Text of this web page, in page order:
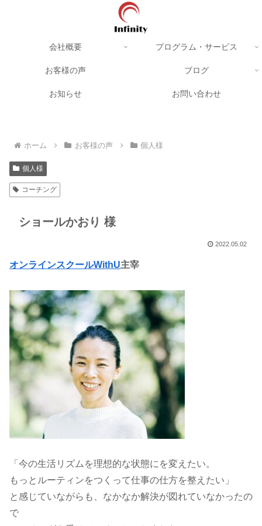
会社概要 プログラム・サービス
お客様の声 ブログ
お知らせ お問い合わせ
ホーム お客様の声 個人様
個人様
コーチング
ショールかおり 様
2022.05.02
オンラインスクールWithU主宰
「今の生活リズムを理想的な状態にを変えたい。
もっとルーティンをつくって仕事の仕方を整えたい」
と感じていながらも、なかなか解決が図れていなかったの
で